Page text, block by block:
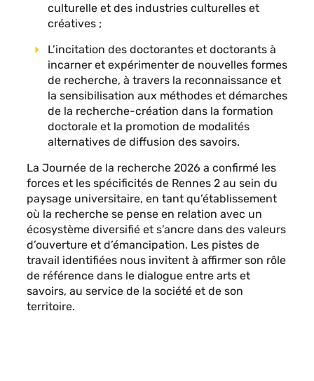
culturelle et des industries culturelles et
créatives ;
L’incitation des doctorantes et doctorants à
incarner et expérimenter de nouvelles formes
de recherche, à travers la reconnaissance et
la sensibilisation aux méthodes et démarches
de la recherche-création dans la formation
doctorale et la promotion de modalités
alternatives de diffusion des savoirs.
La Journée de la recherche 2026 a confirmé les
forces et les spécificités de Rennes 2 au sein du
paysage universitaire, en tant qu’établissement
où la recherche se pense en relation avec un
écosystème diversifié et s’ancre dans des valeurs
d’ouverture et d’émancipation. Les pistes de
travail identifiées nous invitent à affirmer son rôle
de référence dans le dialogue entre arts et
savoirs, au service de la société et de son
territoire.